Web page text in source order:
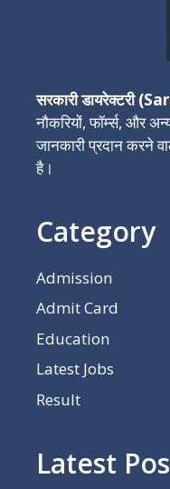
सरकारी डायरेक्टरी
नौकरियों, फॉर्म्स, और
जानकारी प्रदान करने
है।
Category
Admission
Admit Card
Education
Latest Jobs
Result
Latest